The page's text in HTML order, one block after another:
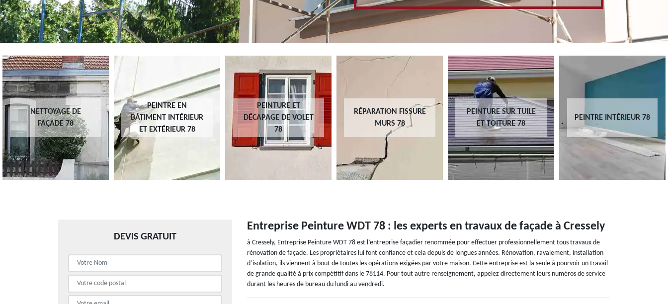
NETTOYAGE DE
FAÇADE 78
PEINTRE EN
BÂTIMENT INTÉRIEUR
ET EXTÉRIEUR 78
PEINTURE ET
DÉCAPAGE DE VOLET
78
RÉPARATION FISSURE
MURS 78
PEINTURE SUR TUILE
ET TOITURE 78
PEINTRE INTÉRIEUR 78
DEVIS GRATUIT
Entreprise Peinture WDT 78 : les experts en travaux de façade à Cressely
à Cressely, Entreprise Peinture WDT 78 est l’entreprise façadier renommée pour effectuer professionnellement tous travaux de
rénovation de façade. Les propriétaires lui font confiance et cela depuis de longues années. Rénovation, ravalement, installation
d’isolation, ils viennent à bout de toutes les opérations exigées par votre maison. Cette entreprise est la seule à pourvoir un travail
de grande qualité à prix compétitif dans le 78114. Pour tout autre renseignement, appelez directement leurs numéros de service
durant les heures de bureau du lundi au vendredi.